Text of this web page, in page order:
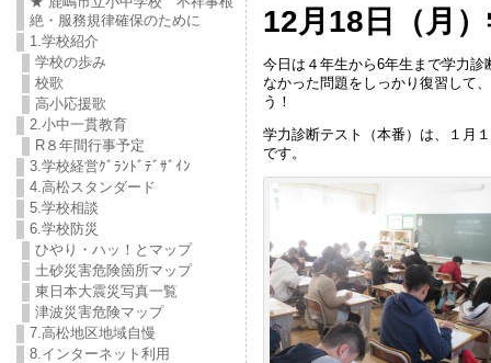
絶・服務規律確保のために
1.学校紹介
学校の歩み
校歌
高小応援歌
2.小中一貫教育
R８年間行事予定
3.学校経営ｸﾞﾗﾝﾄﾞﾃﾞｻﾞｲﾝ
4.高松スタンダード
5.学校相談
6.学校防災
ひやり・ハッ！とマップ
土砂災害危険箇所マップ
東日本大震災写真一覧
津波災害危険マップ
7.高松地区地域自慢
8.インターネット利用
12月18日（月
今日は４年生から6年生まで学力
なかった問題をしっかり復習して
う！
学力診断テスト（本番）は、１月
です。